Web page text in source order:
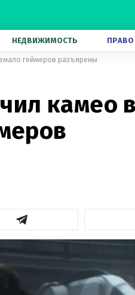
НЕДВИЖИМОСТЬ ПРАВО
геймеров разъярены
камео